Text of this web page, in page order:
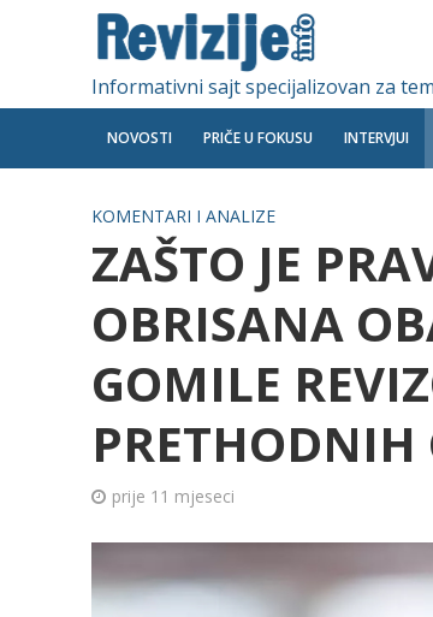
Informativni sajt specijalizovan za
NOVOSTI PRIČE U FOKUSU INTERVJUI
KOMENTARI I ANALIZE
ZAŠTO JE
OBRISANA
GOMILE
prije 11 mjeseci